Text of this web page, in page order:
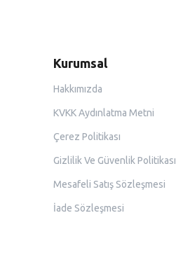
Kurumsal
Hakkımızda
KVKK Aydınlatma Metni
Çerez Politikası
Gizlilik Ve Güvenlik Politikası
Mesafeli Satış Sözleşmesi
İade Sözleşmesi